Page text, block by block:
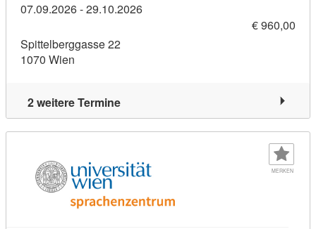
07.09.2026 - 29.10.2026
€ 960,00
Spittelberggasse 22
1070 Wien
2 weitere Termine
MERKEN